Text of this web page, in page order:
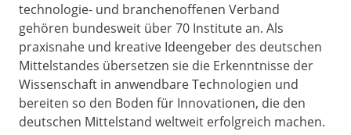
technologie- und branchenoffenen Verband
gehören bundesweit über 70 Institute an. Als
praxisnahe und kreative Ideengeber des deutschen
Mittelstandes übersetzen sie die Erkenntnisse der
Wissenschaft in anwendbare Technologien und
berei­ten so den Boden für Innovationen, die den
deutschen Mittelstand weltweit erfolgreich machen.